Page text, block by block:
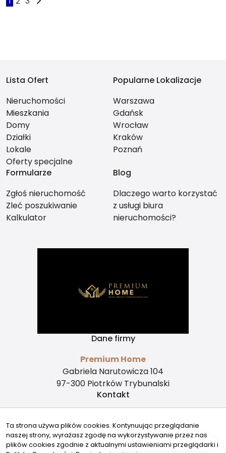
Lista Ofert
Nieruchomości
Mieszkania
Domy
Działki
Lokale
Oferty specjalne
Popularne Lokalizacje
Warszawa
Gdańsk
Wrocław
Kraków
Poznań
Formularze
Zgłoś nieruchomość
Zleć poszukiwanie
Kalkulator
Blog
Dlaczego warto korzystać
z usługi biura
nieruchomości?
Dane firmy
Premium Home
Gabriela Narutowicza 104
97-300 Piotrków Trybunalski
Kontakt
500510916
Znajdziesz nas tu
Ta strona używa plików cookies. Kontynuując przeglądanie
naszej strony, wyrażasz zgodę na wykorzystywanie przez nas
plików cookies zgodnie z aktualnymi ustawieniami przeglądarki i